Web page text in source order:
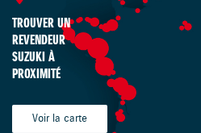
TROUVER UN
REVENDEUR
SUZUKI À
PROXIMITÉ
Voir la carte